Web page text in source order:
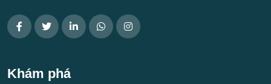
Khám phá